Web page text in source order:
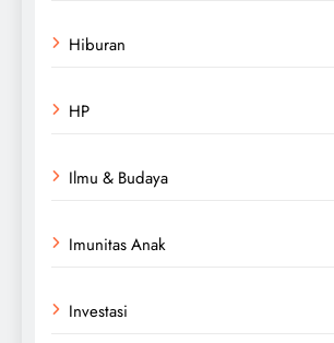
Hiburan
HP
Ilmu & Budaya
Imunitas Anak
Investasi